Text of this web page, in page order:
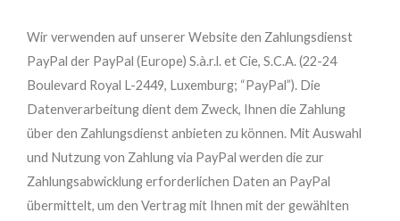
Wir verwenden auf unserer Website den Zahlungsdienst
PayPal der PayPal (Europe) S.à.r.l. et Cie, S.C.A. (22-24
Boulevard Royal L-2449, Luxemburg; “PayPal”). Die
Datenverarbeitung dient dem Zweck, Ihnen die Zahlung
über den Zahlungsdienst anbieten zu können. Mit Auswahl
und Nutzung von Zahlung via PayPal werden die zur
Zahlungsabwicklung erforderlichen Daten an PayPal
übermittelt, um den Vertrag mit Ihnen mit der gewählten